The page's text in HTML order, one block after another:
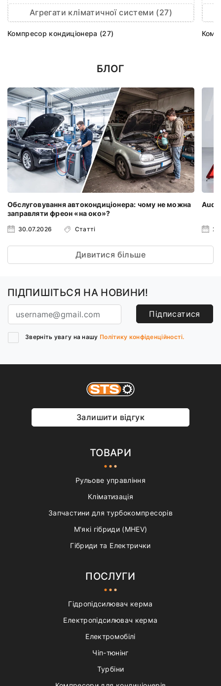
Агрегати кліматичної системи (27)
Компресор кондиціонера (27)
БЛОГ
Обслуговування автокондиціонера: чому не можна
заправляти фреон «на око»?
30.07.2026 Статті
Audi
Дивитися більше
ПІДПИШІТЬСЯ НА НОВИНИ!
Підписатися
Зверніть увагу на нашу Політику конфіденційності.
Залишити відгук
ТОВАРИ
Рульове управління
Кліматизація
Запчастини для турбокомпресорів
М'які гібриди (MHEV)
Гібриди та Електрички
ПОСЛУГИ
Гідропідсилювач керма
Електропідсилювач керма
Електромобілі
Чіп-тюнінг
Турбіни